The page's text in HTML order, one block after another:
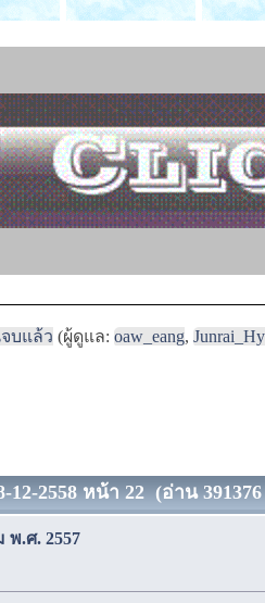
บแล้ว (ผู้ดูแล:oaw_eang,
2558 หน้า 22 (อ่าน
พ.ศ. 2557